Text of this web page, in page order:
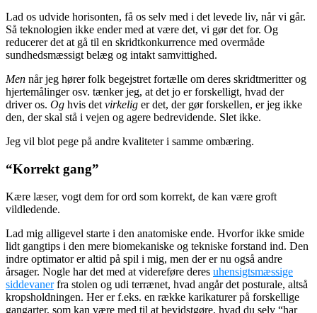
Lad os udvide horisonten, få os selv med i det levede liv, når vi går.
Så teknologien ikke ender med at være det, vi gør det for. Og
reducerer det at gå til en skridtkonkurrence med overmåde
sundhedsmæssigt belæg og intakt samvittighed.
Men når jeg hører folk begejstret fortælle om deres skridtmeritter og
hjertemålinger osv. tænker jeg, at det jo er forskelligt, hvad der
driver os. Og hvis det virkelig er det, der gør forskellen, er jeg ikke
den, der skal stå i vejen og agere bedrevidende. Slet ikke.
Jeg vil blot pege på andre kvaliteter i samme ombæring.
“Korrekt gang”
Kære læser, vogt dem for ord som korrekt, de kan være groft
vildledende.
Lad mig alligevel starte i den anatomiske ende. Hvorfor ikke smide
lidt gangtips i den mere biomekaniske og tekniske forstand ind. Den
indre optimator er altid på spil i mig, men der er nu også andre
årsager. Nogle har det med at videreføre deres uhensigtsmæssige
siddevanerfra stolen og udi terrænet, hvad angår det posturale, altså
kropsholdningen. Her er f.eks. en række karikaturer på forskellige
gangarter, som kan være med til at bevidstgøre, hvad du selv “har